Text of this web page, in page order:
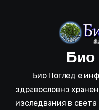
Био
Био Поглед е
здравословно
изследвания в